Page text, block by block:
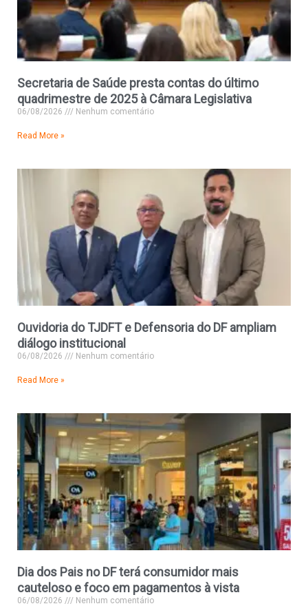
Secretaria de Saúde presta contas do último
quadrimestre de 2025 à Câmara Legislativa
06/08/2026 Nenhum comentário
Read More »
Ouvidoria do TJDFT e Defensoria do DF ampliam
diálogo institucional
06/08/2026 Nenhum comentário
Read More »
Dia dos Pais no DF terá consumidor mais
cauteloso e foco em pagamentos à vista
06/08/2026 Nenhum comentário